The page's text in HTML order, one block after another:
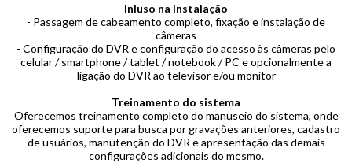
Inluso na Instalação
- Passagem de cabeamento completo, fixação e instalação de
câmeras
- Configuração do DVR e configuração do acesso às câmeras pelo
celular / smartphone / tablet / notebook / PC e opcionalmente a
ligação do DVR ao televisor e/ou monitor
Treinamento do sistema
Oferecemos treinamento completo do manuseio do sistema, onde
oferecemos suporte para busca por gravações anteriores, cadastro
de usuários, manutenção do DVR e apresentação das demais
configurações adicionais do mesmo.